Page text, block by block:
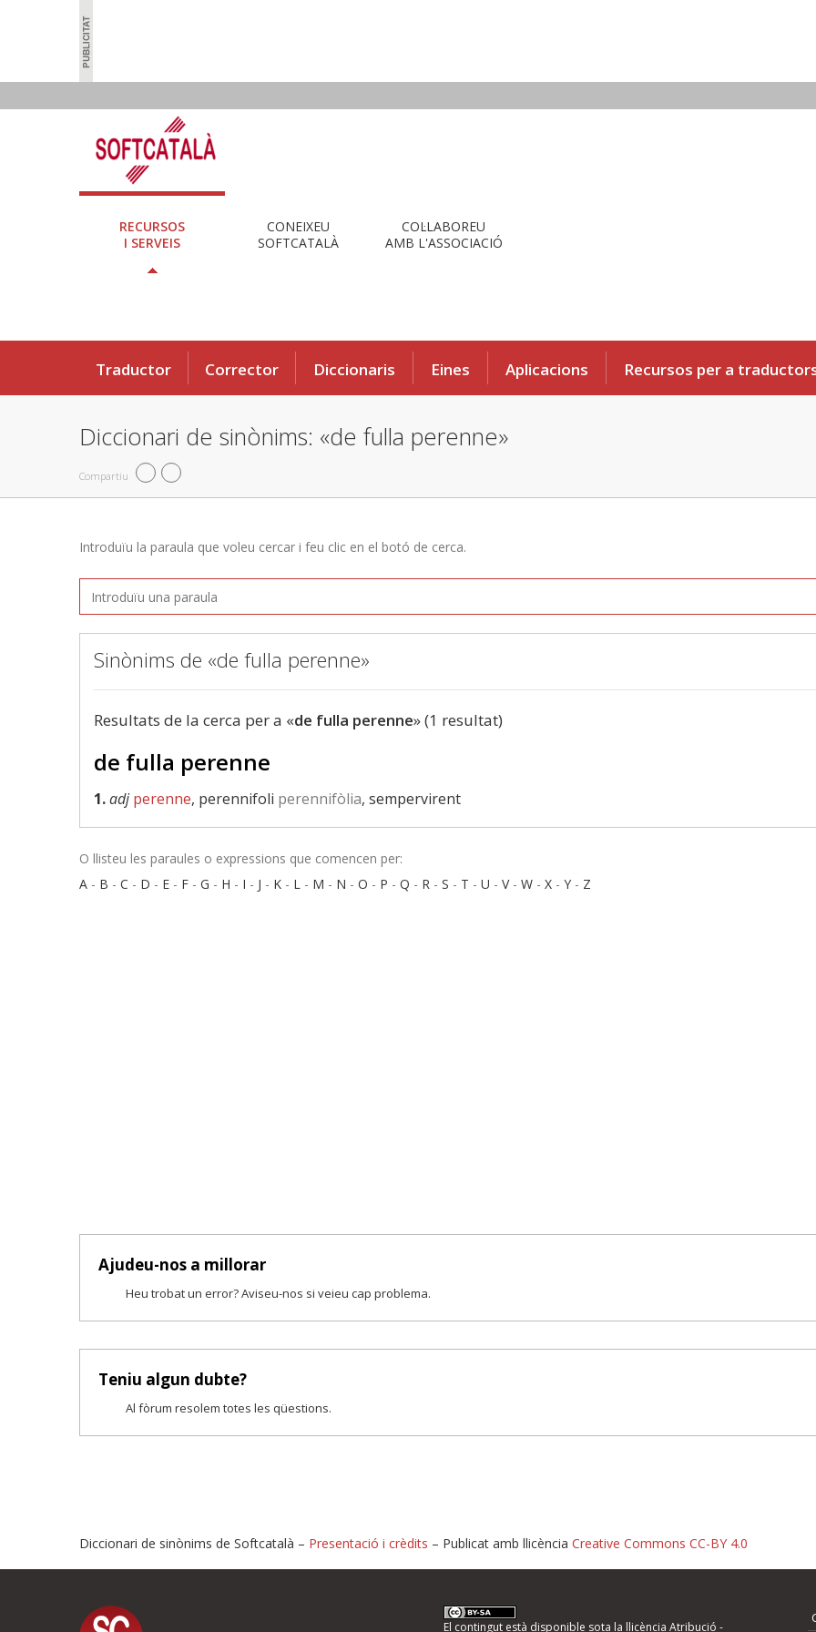
RECURSOS
I SERVEIS
CONEIXEU
SOFTCATALÀ
COL·LABOREU
AMB L'ASSOCIACIÓ
Traductor Corrector Diccionaris Eines Aplicacions Recursos per a
Diccionari de sinònims: «de fulla perenne»
Compartiu
Introduïu la paraula que voleu cercar i feu clic en el botó de cerca.
Sinònims de «de fulla perenne»
Resultats de la cerca per a «de fulla perenne» (1 resultat)
de fulla perenne
1.adj perenne, perennifoli perennifòlia, sempervirent
O llisteu les paraules o expressions que comencen per:
A - B - C - D - E - F - G - H - I - J - K - L - M - N - O - P - Q - R - S - T - U - V- W - X - Y - Z
Ajudeu-nos a millorar
Heu trobat un error? Aviseu-nos si veieu cap problema.
Teniu algun dubte?
Al fòrum resolem totes les qüestions.
Proposeu-nos millores o informeu d'errors
Diccionari de sinònims de Softcatalà – Presentació i crèdits – Publicat amb llicència Creative Commons CC-BY 4.0
El contingut està disponible sota la llicència Atribució -